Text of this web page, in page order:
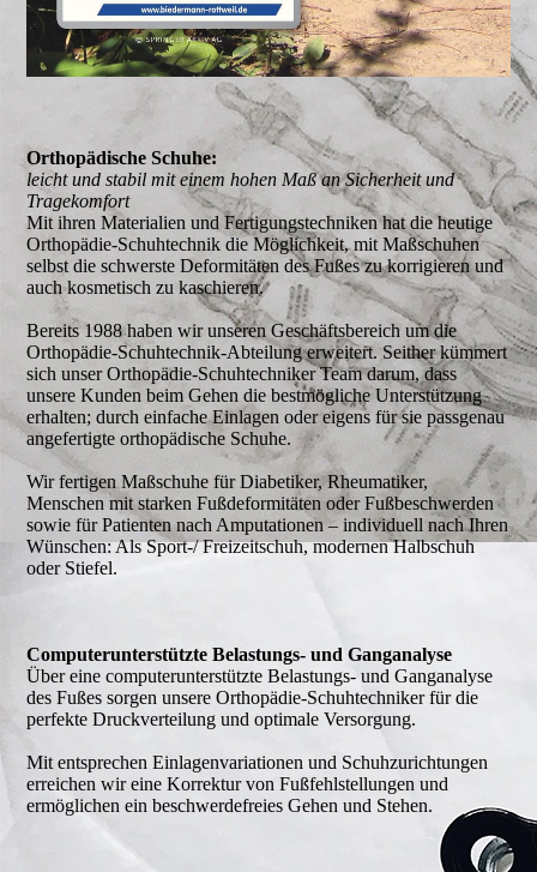
Orthopädische Schuhe:
leicht und stabil mit einem hohen Maß an Sicherheit und
Tragekomfort
Mit ihren Materialien und Fertigungstechniken hat die heutige
Orthopädie-Schuhtechnik die Möglichkeit, mit Maßschuhen
selbst die schwerste Deformitäten des Fußes zu korrigieren und
auch kosmetisch zu kaschieren.
Bereits 1988 haben wir unseren Geschäftsbereich um die
Orthopädie-Schuhtechnik-Abteilung erweitert. Seither kümmert
sich unser Orthopädie-Schuhtechniker Team darum, dass
unsere Kunden beim Gehen die bestmögliche Unterstützung
erhalten; durch einfache Einlagen oder eigens für sie passgenau
angefertigte orthopädische Schuhe.
Wir fertigen Maßschuhe für Diabetiker, Rheumatiker,
Menschen mit starken Fußdeformitäten oder Fußbeschwerden
sowie für Patienten nach Amputationen – individuell nach Ihren
Wünschen: Als Sport-/ Freizeitschuh, modernen Halbschuh
oder Stiefel.
Computerunterstützte Belastungs- und Ganganalyse
Über eine computerunterstützte Belastungs- und Ganganalyse
des Fußes sorgen unsere Orthopädie-Schuhtechniker für die
perfekte Druckverteilung und optimale Versorgung.
Mit entsprechen Einlagenvariationen und Schuhzurichtungen
erreichen wir eine Korrektur von Fußfehlstellungen und
ermöglichen ein be­schwer­defreies Gehen und Stehen.